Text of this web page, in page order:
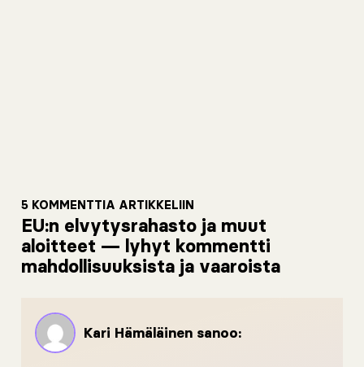
5 KOMMENTTIA ARTIKKELIIN
EU:n elvytysrahasto ja muut
aloitteet — lyhyt kommentti
mahdollisuuksista ja vaaroista
Kari Hämäläinen sanoo: